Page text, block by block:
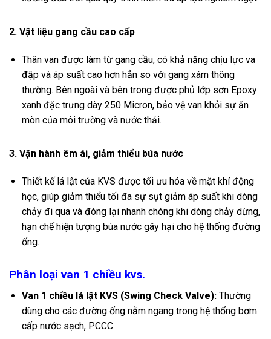
2. Vật liệu gang cầu cao cấp
Thân van được làm từ gang cầu, có khả năng chịu lực va
đập và áp suất cao hơn hẳn so với gang xám thông
thường. Bên ngoài và bên trong được phủ lớp sơn Epoxy
xanh đặc trưng dày 250 Micron, bảo vệ van khỏi sự ăn
mòn của môi trường và nước thải.
3. Vận hành êm ái, giảm thiểu búa nước
Thiết kế lá lật của KVS được tối ưu hóa về mặt khí động
học, giúp giảm thiểu tối đa sự sụt giảm áp suất khi dòng
chảy đi qua và đóng lại nhanh chóng khi dòng chảy dừng,
hạn chế hiện tượng búa nước gây hại cho hệ thống đường
ống.
Phân loại van 1 chiều kvs.
Van 1 chiều lá lật KVS (Swing Check Valve):Thường
dùng cho các đường ống nằm ngang trong hệ thống bơm
cấp nước sạch, PCCC.